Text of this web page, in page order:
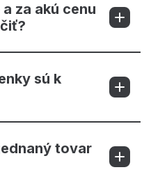
za akú cenu
sú k
tovar